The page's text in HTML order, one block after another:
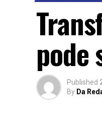
pode
Published
By Da